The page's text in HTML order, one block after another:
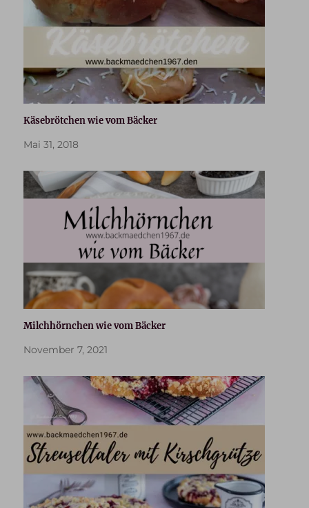
Käsebrötchen wie vom Bäcker
Mai 31, 2018
Milchhörnchen wie vom Bäcker
November 7, 2021